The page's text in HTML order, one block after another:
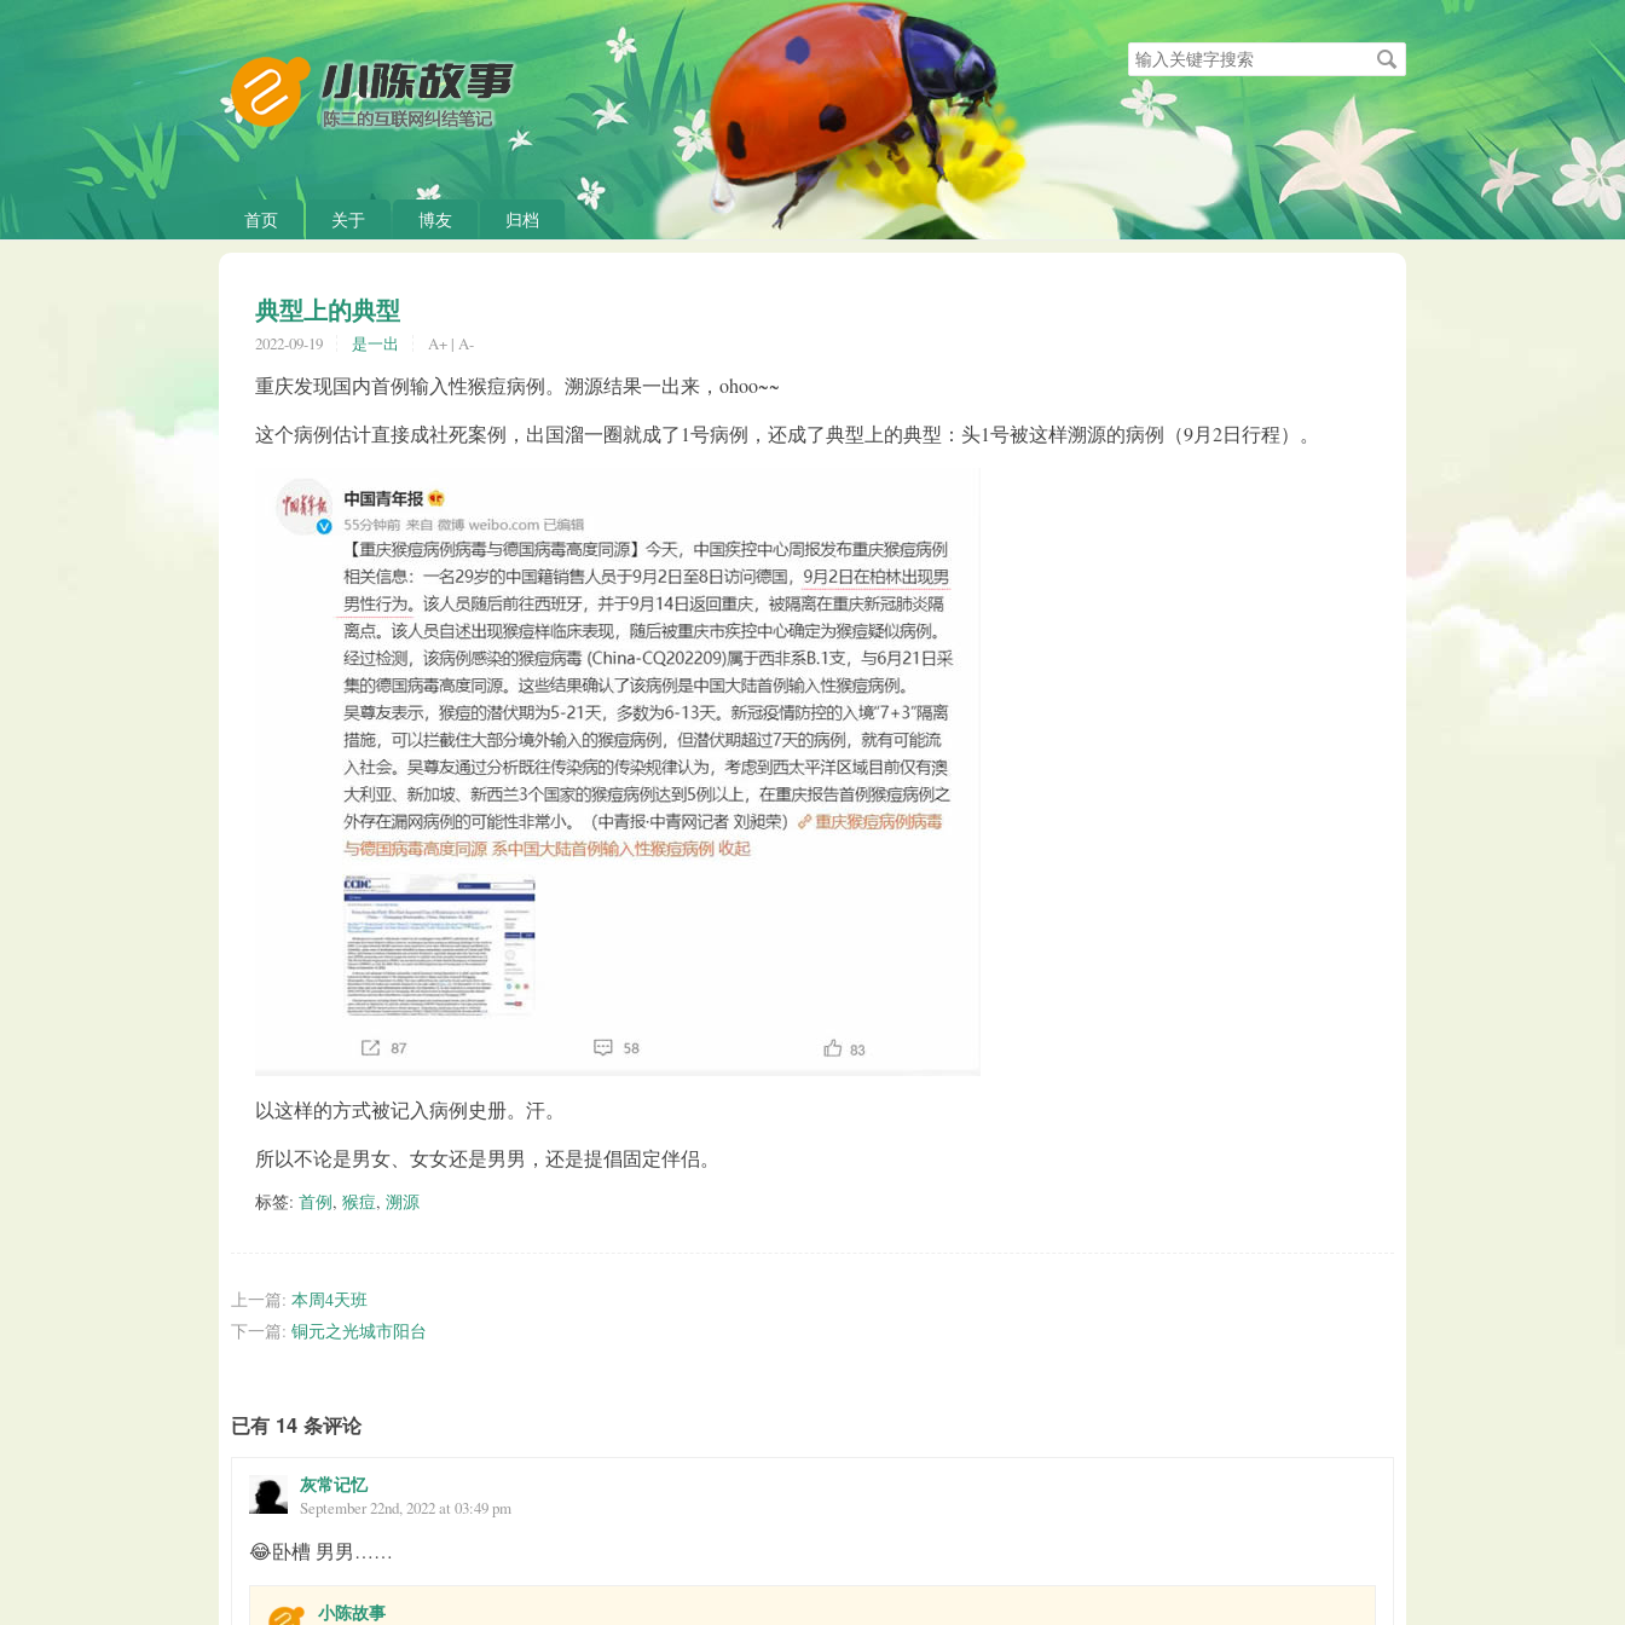
搜
索
关
键
字
首页 关于 博友 归档
典型上的典型
2022-09-19 是一出 A+ | A-
重庆发现国内首例输入性猴痘病例。溯源结果一出来，ohoo~~
这个病例估计直接成社死案例，出国溜一圈就成了1号病例，还成了典型上的典型：头1号被这样溯源的病例（9月2日行程）。
以这样的方式被记入病例史册。汗。
所以不论是男女、女女还是男男，还是提倡固定伴侣。
标签: 首例, 猴痘, 溯源
上一篇: 本周4天班
下一篇: 铜元之光城市阳台
已有 14 条评论
灰常记忆
September 22nd, 2022 at 03:49 pm
😂卧槽 男男……
小陈故事